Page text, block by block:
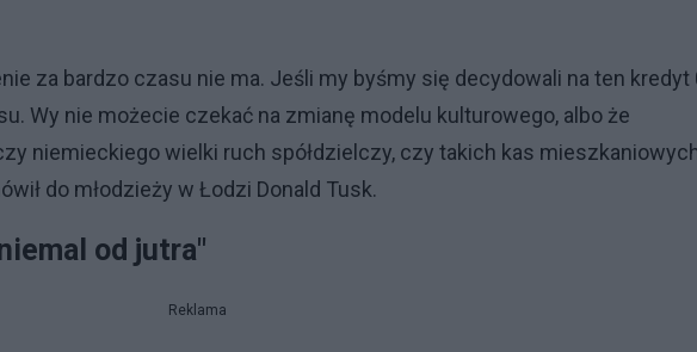
za bardzo czasu nie ma. Jeśli my byśmy się decydowali na ten kredyt
Wy nie możecie czekać na zmianę modelu kulturowego, albo że
niemieckiego wielki ruch spółdzielczy, czy takich kas
do młodzieży w Łodzi Donald Tusk.
od jutra"
Reklama